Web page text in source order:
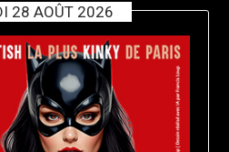
28 AOÛT 2026